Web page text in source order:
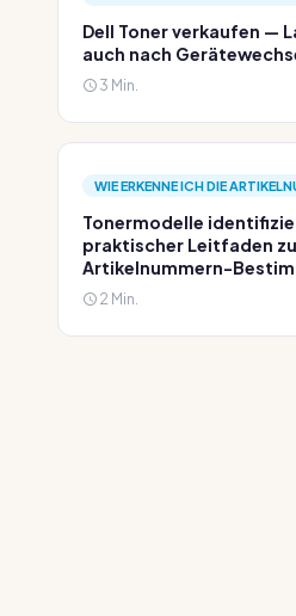
Dell Toner verkaufen —
auch nach
3 Min.
WIE ERKENNE ICH DIE
Tonermodelle
praktischer Leitfaden
Artikelnummern-
2 Min.